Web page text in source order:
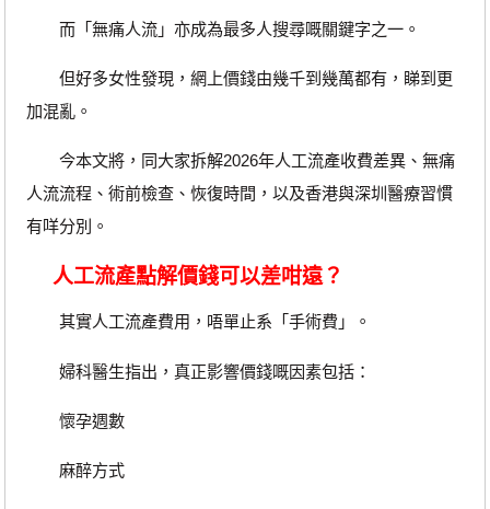
而「無痛人流」亦成為最多人搜尋嘅關鍵字之一。
但好多女性發現，網上價錢由幾千到幾萬都有，睇到更
加混亂。
今本文將，同大家拆解2026年人工流產收費差異、無痛
人流流程、術前檢查、恢復時間，以及香港與深圳醫療習慣
有咩分別。
人工流產點解價錢可以差咁遠？
其實人工流產費用，唔單止系「手術費」。
婦科醫生指出，真正影響價錢嘅因素包括：
懷孕週數
麻醉方式